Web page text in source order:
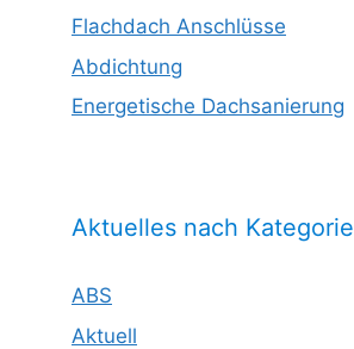
Flachdach Anschlüsse
Abdichtung
Energetische Dachsanierung
Aktuelles nach Kategorie
ABS
Aktuell